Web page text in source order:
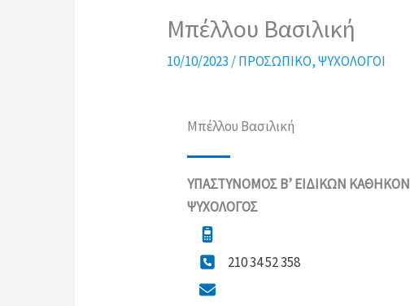
Μπέλλου Βασιλική
10/10/2023 /ΠΡΟΣΩΠΙΚΟ,ΨΥΧΟΛΟΓΟΙ
Μπέλλου Βασιλική
ΥΠΑΣΤΥΝΟΜΟΣ Β’ΕΙΔΙΚΩΝ
ΨΥΧΟΛΟΓΟΣ
210 34 52 358